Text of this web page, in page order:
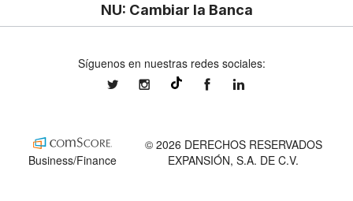
NU: Cambiar la Banca
Síguenos en nuestras redes sociales:
expansionmxexpansionmx ExpansionMex
Business/Finance
© 2026 DERECHOS RESERVADOS
EXPANSIÓN, S.A. DE C.V.